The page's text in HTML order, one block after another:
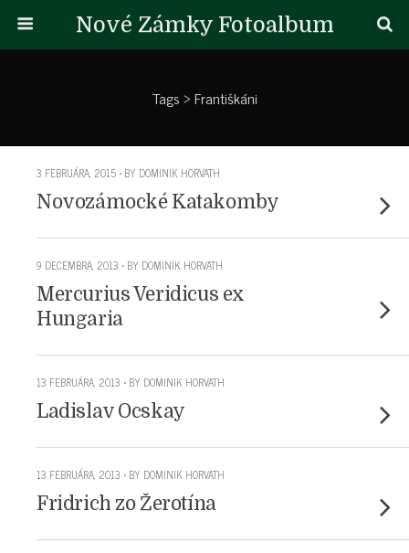
Nové Zámky Fotoalbum
Tags › Františkáni
3 FEBRUÁRA, 2015 • BY DOMINIK HORVATH
Novozámocké Katakomby
9 DECEMBRA, 2013 • BY DOMINIK HORVATH
Mercurius Veridicus ex
Hungaria
13 FEBRUÁRA, 2013 • BY DOMINIK HORVATH
Ladislav Ocskay
13 FEBRUÁRA, 2013 • BY DOMINIK HORVATH
Fridrich zo Žerotína